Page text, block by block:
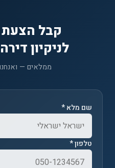
קבל הצעת
לניקיון
ממלאים —
שם מלא *
טלפון *